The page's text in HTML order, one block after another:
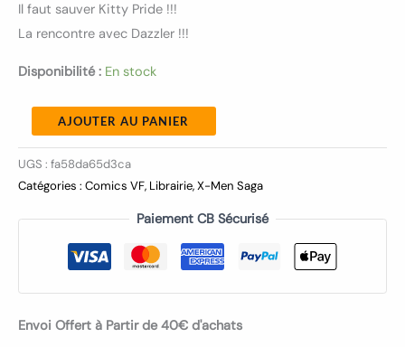
Il faut sauver Kitty Pride !!!
La rencontre avec Dazzler !!!
Disponibilité : En stock
AJOUTER AU PANIER
UGS : fa58da65d3ca
Catégories : Comics VF, Librairie,X-Men Saga
Paiement CB Sécurisé
Envoi Offert à Partir de 40€ d'achats